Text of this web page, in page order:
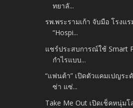
ทยาลั...
รพ.พระรามเก้า จับมือ โรงแร
“Hospi...
แชร์ประสบการณ์ใช้ Smart
กำไรแบบ...
“แฟนต้า” เปิดตัวแคมเปญระ
ซ่า แซ่...
Take Me Out เปิดเช็คหนุ่ม